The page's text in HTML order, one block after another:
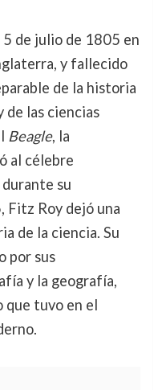
de julio de 1805 en
y fallecido
de la historia
de las ciencias
Beagle, la
al célebre
su
Fitz Roy dejó una
de la ciencia. Su
por sus
y la geografía,
que tuvo en el